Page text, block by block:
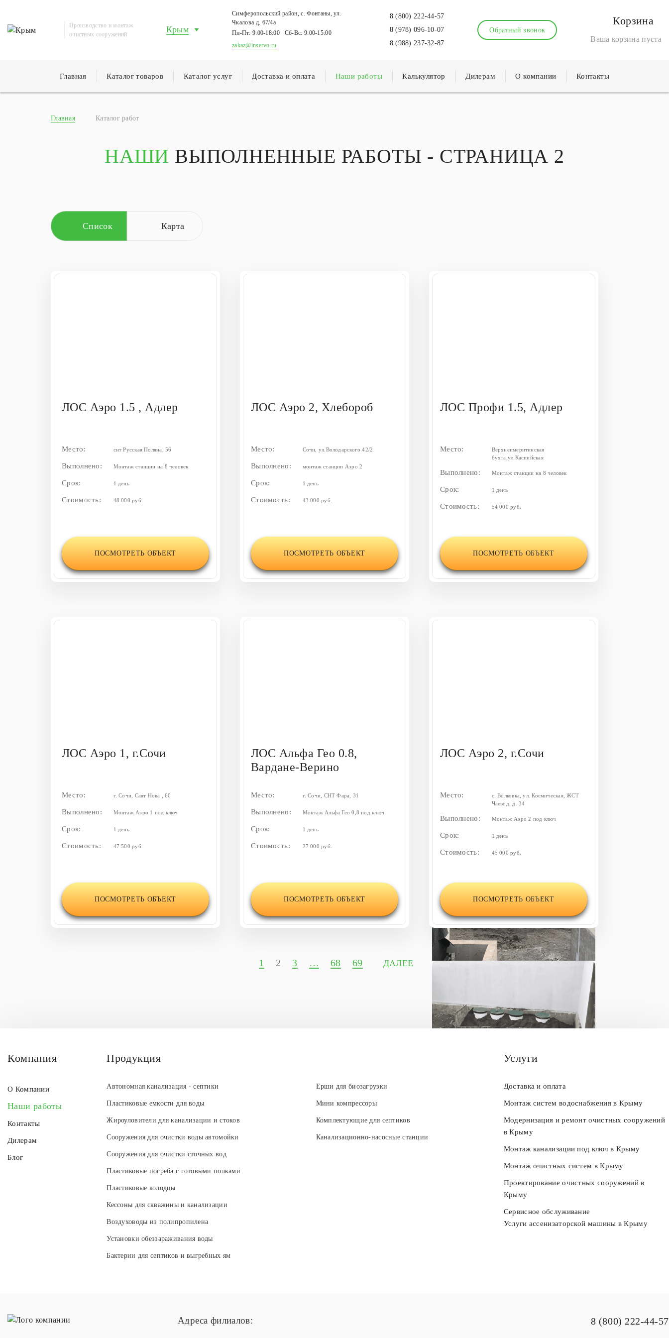
Производство и монтаж
очистных сооружений
Крым
Симферопольский район, с. Фонтаны, ул.
Чкалова д. 67/4а
Пн-Пт: 9:00-18:00 Сб-Вс: 9:00-15:00
zakaz@inservo.ru
8 (800) 222-44-57
8 (978) 096-10-07
8 (988) 237-32-87
Обратный звонок
Корзина
Ваша корзина пуста
Главная Каталог товаров Каталог услуг Доставка и оплата Наши работы Калькулятор Дилерам О компании Контакты
Главная Каталог работ
НАШИ ВЫПОЛНЕННЫЕ РАБОТЫ - СТРАНИЦА 2
Список Карта
ЛОС Аэро 1.5 , Адлер
Место: снт Русская Поляна, 56
Выполнено: Монтаж станции на 8 человек
Срок: 1 день
Стоимость: 48 000 руб.
ПОСМОТРЕТЬ ОБЪЕКТ
ЛОС Аэро 2, Хлебороб
Место: Сочи, ул.Володарского 42/2
Выполнено: монтаж станции Аэро 2
Срок: 1 день
Стоимость: 43 000 руб.
ПОСМОТРЕТЬ ОБЪЕКТ
ЛОС Профи 1.5, Адлер
Место:
Верхнеимеритинская
бухта,ул.Каспийская
Выполнено: Монтаж станции на 8 человек
Срок: 1 день
Стоимость: 54 000 руб.
ПОСМОТРЕТЬ ОБЪЕКТ
ЛОС Аэро 1, г.Сочи
Место: г. Сочи, Саят Нова , 60
Выполнено: Монтаж Аэро 1 под ключ
Срок: 1 день
Стоимость: 47 500 руб.
ПОСМОТРЕТЬ ОБЪЕКТ
ЛОС Альфа Гео 0.8,
Вардане-Верино
Место: г. Сочи, СНТ Фара, 31
Выполнено: Монтаж Альфа Гео 0,8 под ключ
Срок: 1 день
Стоимость: 27 000 руб.
ПОСМОТРЕТЬ ОБЪЕКТ
ЛОС Аэро 2, г.Сочи
Место:
с. Волковка, ул. Космическая, ЖСТ
Чаевод, д. 34
Выполнено: Монтаж Аэро 2 под ключ
Срок: 1 день
Стоимость: 45 000 руб.
ПОСМОТРЕТЬ ОБЪЕКТ
1 2 3 … 68 69 ДАЛЕЕ
Компания
О Компании
Наши работы
Контакты
Дилерам
Блог
Продукция
Автономная канализация - септики
Пластиковые емкости для воды
Жироуловители для канализации и стоков
Сооружения для очистки воды автомойки
Сооружения для очистки сточных вод
Пластиковые погреба с готовыми полками
Пластиковые колодцы
Кессоны для скважины и канализации
Воздуховоды из полипропилена
Установки обеззараживания воды
Бактерии для септиков и выгребных ям
Ерши для биозагрузки
Мини компрессоры
Комплектующие для септиков
Канализационно-насосные станции
Услуги
Доставка и оплата
Монтаж систем водоснабжения в Крыму
Модернизация и ремонт очистных сооружений
в Крыму
Монтаж канализации под ключ в Крыму
Монтаж очистных систем в Крыму
Проектирование очистных сооружений в
Крыму
Сервисное обслуживание
Услуги ассенизаторской машины в Крыму
Адреса филиалов: 8 (800) 222-44-57